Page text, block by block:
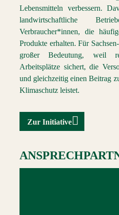
Lebensmitteln verbessern.
landwirtschaftliche
Verbraucher*innen, die
Produkte erhalten. Für
großer Bedeutung, weil
Arbeitsplätze sichert, die
und gleichzeitig einen Beitrag
Klimaschutz leistet.
Zur Initiative